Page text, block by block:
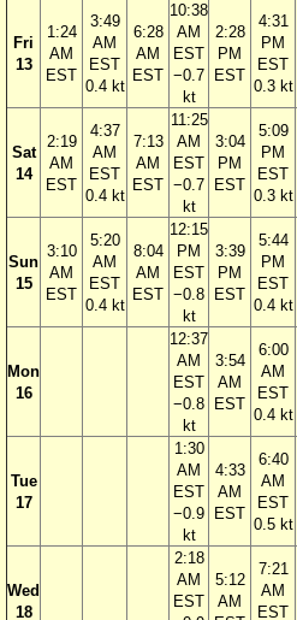
Fri
13
1:24
AM
EST
3:49
AM
EST
0.4 kt
6:28
AM
EST
10:38
AM
EST
−0.7
kt
2:28
PM
EST
4:31
PM
EST
0.3 kt
Sat
14
2:19
AM
EST
4:37
AM
EST
0.4 kt
7:13
AM
EST
11:25
AM
EST
−0.7
kt
3:04
PM
EST
5:09
PM
EST
0.3 kt
Sun
15
3:10
AM
EST
5:20
AM
EST
0.4 kt
8:04
AM
EST
12:15
PM
EST
−0.8
kt
3:39
PM
EST
5:44
PM
EST
0.4 kt
Mon
16
12:37
AM
EST
−0.8
kt
3:54
AM
EST
6:00
AM
EST
0.4 kt
Tue
17
1:30
AM
EST
−0.9
kt
4:33
AM
EST
6:40
AM
EST
0.5 kt
Wed
18
2:18
AM
EST
5:12
AM
7:21
AM
EST